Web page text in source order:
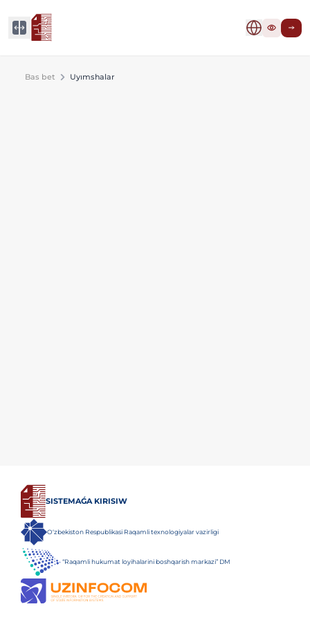
Bas bet Uyımshalar
SISTEMAǴA KIRISIW
O‘zbekiston Respublikasi Raqamli texnologiyalar vazirligi
“Raqamli hukumat loyihalarini boshqarish markazi” DM